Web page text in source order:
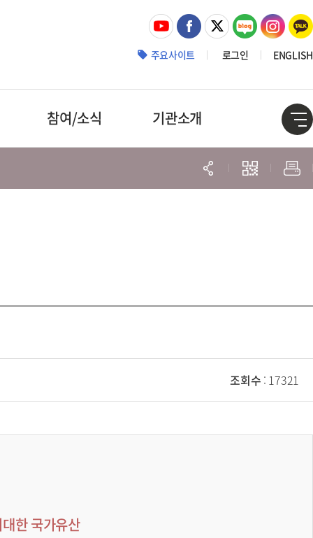
주요사이트 로그인 ENGLISH
참여/소식 기관소개
조회수 : 17321
한 국가유산